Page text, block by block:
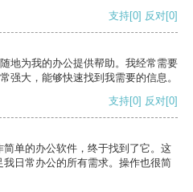
支持[0] 反对[0]
地为我的办公提供帮助。我经常需要
强大，能够快速找到我需要的信息。
支持[0] 反对[0]
单的办公软件，终于找到了它。这
日常办公的所有需求。操作也很简